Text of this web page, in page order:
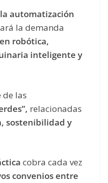
automatización
la demanda
robótica,
inteligente y
de las
relacionadas
sostenibilidad y
cobra cada vez
convenios entre